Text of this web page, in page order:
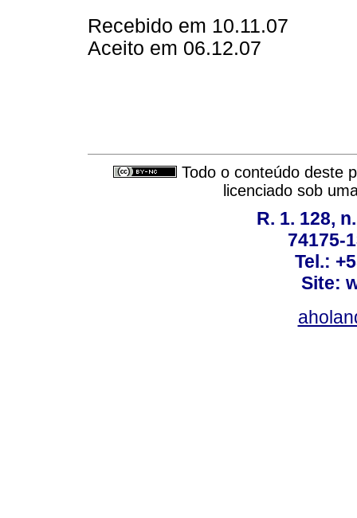
Recebido em 10.11.07
Aceito em 06.12.07
Todo o conteúdo deste
licenciado sob
R. 1. 128,
74175-
Tel.:
Site: